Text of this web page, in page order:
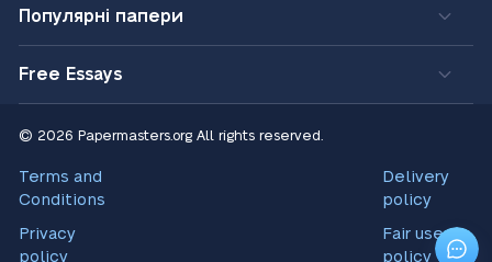
Популярні папери
Free Essays
© 2026 Papermasters.org All rights reserved.
Terms and
Conditions
Privacy
policy
Delivery
policy
Fair use
policy